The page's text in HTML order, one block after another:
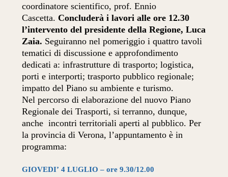
coordinatore scientifico, prof. Ennio
Cascetta. Concluderà i lavori alle ore 12.30
l’intervento del presidente della Regione, Luca
Zaia. Seguiranno nel pomeriggio i quattro tavoli
tematici di discussione e approfondimento
dedicati a: infrastrutture di trasporto; logistica,
porti e interporti; trasporto pubblico regionale;
impatto del Piano su ambiente e turismo.
Nel percorso di elaborazione del nuovo Piano
Regionale dei Trasporti, si terranno, dunque,
anche incontri territoriali aperti al pubblico. Per
la provincia di Verona, l’appuntamento è in
programma:
GIOVEDI’ 4 LUGLIO – ore 9.30/12.00